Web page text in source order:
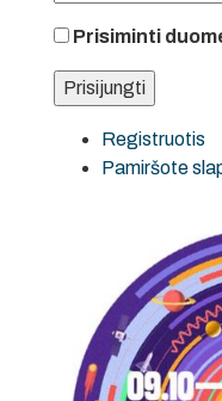
Prisiminti
Registruotis
Pamiršote